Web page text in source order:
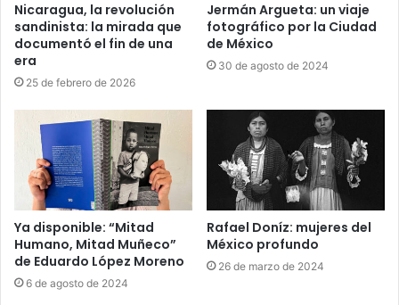
Nicaragua, la revolución
sandinista: la mirada que
documentó el fin de una
era
25 de febrero de 2026
Jermán Argueta: un viaje
fotográfico por la Ciudad
de México
30 de agosto de 2024
Ya disponible: “Mitad
Humano, Mitad Muñeco”
de Eduardo López Moreno
6 de agosto de 2024
Rafael Doníz: mujeres del
México profundo
26 de marzo de 2024